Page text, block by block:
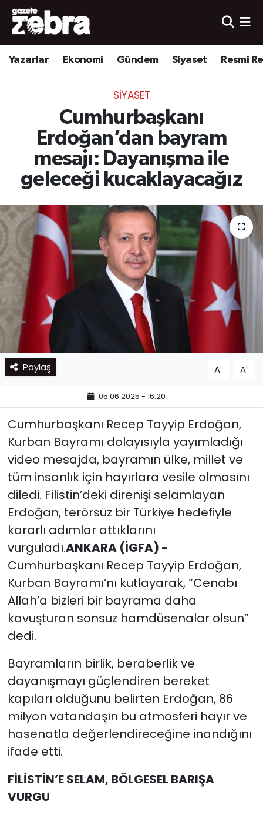
Yazarlar Ekonomi Gündem Siyaset Resmi
SIYASET
Cumhurbaşkanı
Erdoğan’dan bayram
mesajı: Dayanışma ile
geleceği kucaklayacağız
Paylaş A- A+
05.06.2025 - 16:20
Cumhurbaşkanı Recep Tayyip Erdoğan,
Kurban Bayramı dolayısıyla yayımladığı
video mesajda, bayramın ülke, millet ve
tüm insanlık için hayırlara vesile olmasını
diledi. Filistin’deki direnişi selamlayan
Erdoğan, terörsüz bir Türkiye hedefiyle
kararlı adımlar attıklarını
vurguladı.ANKARA (İGFA) -
Cumhurbaşkanı Recep Tayyip Erdoğan,
Kurban Bayramı’nı kutlayarak, “Cenabı
Allah’a bizleri bir bayrama daha
kavuşturan sonsuz hamdüsenalar olsun”
dedi.
Bayramların birlik, beraberlik ve
dayanışmayı güçlendiren bereket
kapıları olduğunu belirten Erdoğan, 86
milyon vatandaşın bu atmosferi hayır ve
hasenatla değerlendireceğine inandığını
ifade etti.
FİLİSTİN’E SELAM, BÖLGESEL BARIŞA
VURGU
Yazarlar
Ekonomi
Yerel
Spor
Nöbetçi Eczaneler
Hava Durumu
Süper Lig Puan Durumu ve Fikstür
Tüm Manşetler
Haber Arşivi